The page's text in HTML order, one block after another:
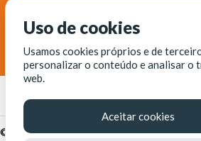
© Fortaleza Digital || CITINOVA -
Uso de cookies
Usamos cookies próprios e de
personalizar o conteúdo e analisar o
web.
Aceitar cookies